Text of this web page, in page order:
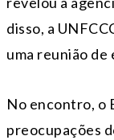
disso, a
uma reunião
No encontro, o
preocupações